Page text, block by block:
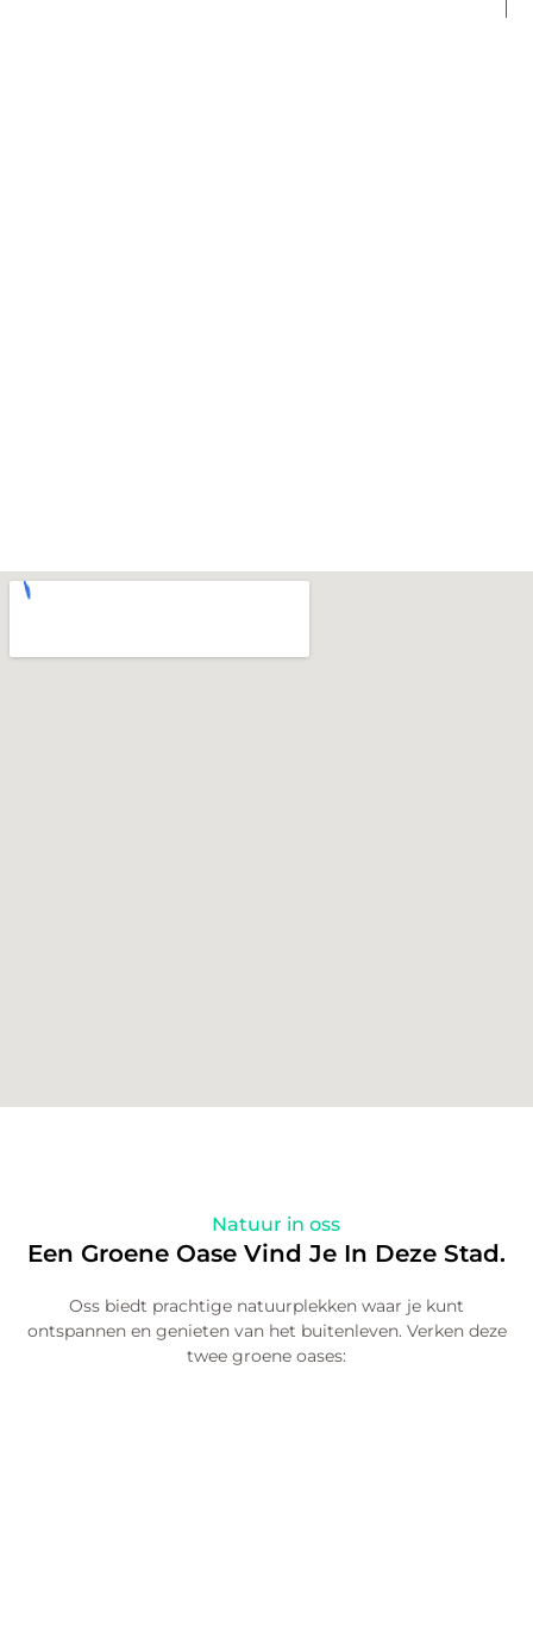
Natuur in oss
Een Groene Oase Vind Je In Deze Stad.
Oss biedt prachtige natuurplekken waar je kunt
ontspannen en genieten van het buitenleven. Verken deze
twee groene oases: